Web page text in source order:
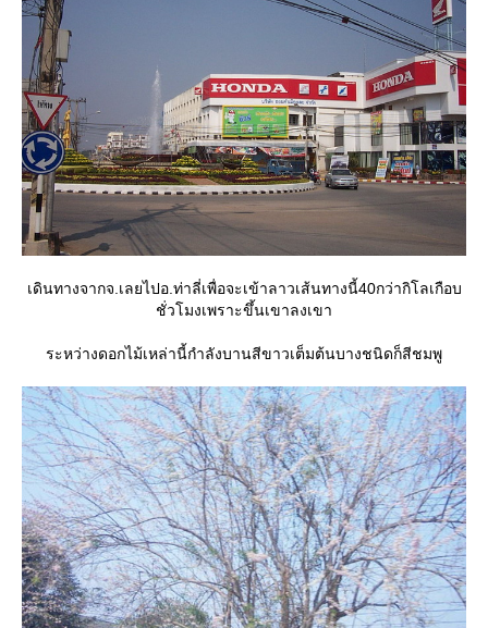
เดินทางจากจ.เลยไปอ.ท่าลี่เพื่อจะเข้าลาวเส้นทางนี้40กว่ากิโลเกือบ
ชั่วโมงเพราะขึ้นเขาลงเขา
ระหว่างดอกไม้เหล่านี้กำลังบานสีขาวเต็มต้นบางชนิดก็สีชมพู